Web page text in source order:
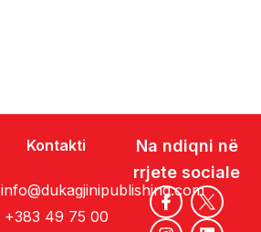
Kontakti
info@dukagjinipublishing.com
+383 49 75 00
Na ndiqni në
rrjete sociale